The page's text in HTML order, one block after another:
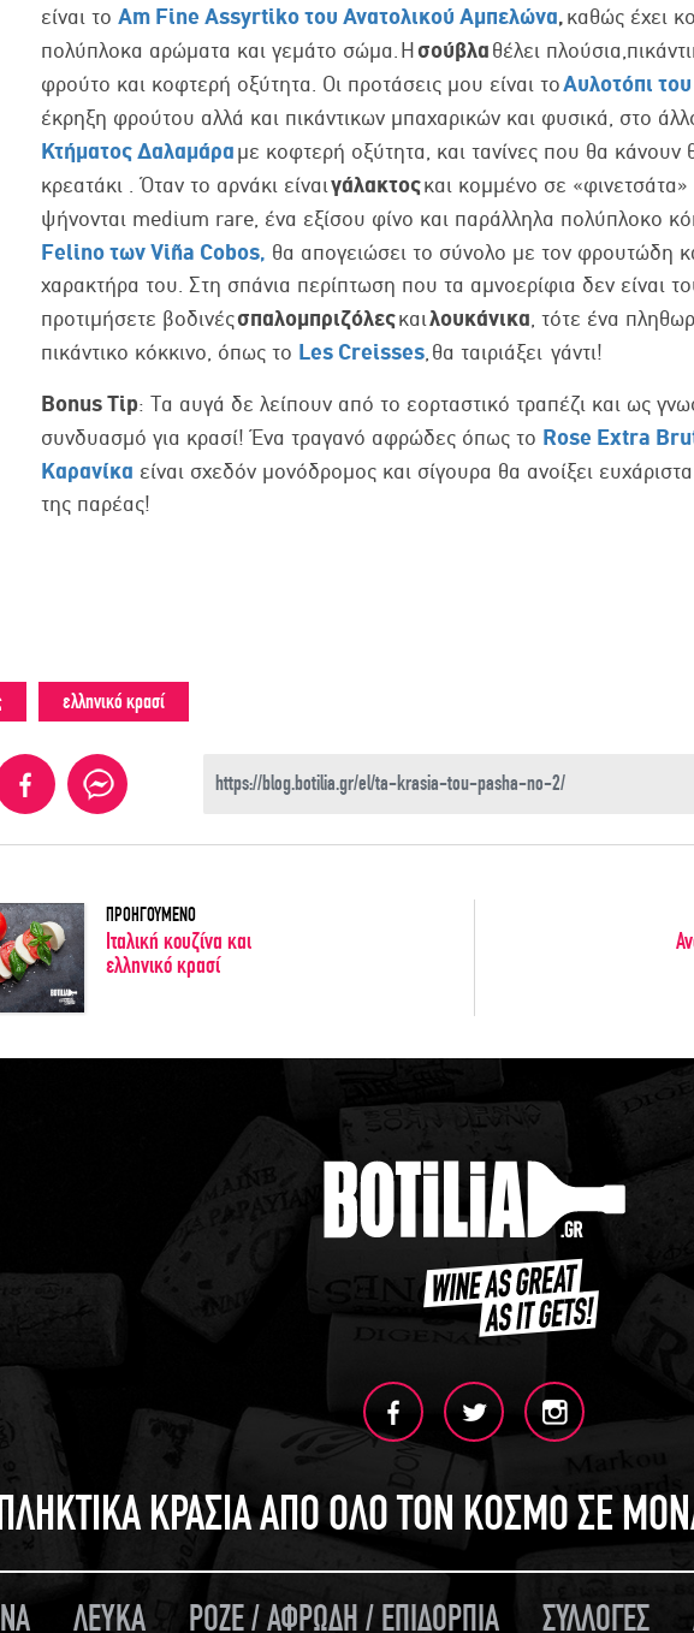
είναι το Am Fine Assyrtiko του Ανατολικού Αμπελώνα, καθώς έχει
πολύπλοκα αρώματα και γεμάτο σώμα. Ησούβλα θέλει
φρούτο και κοφτερή οξύτητα. Οι προτάσεις μου είναι τοΑυλοτόπι
έκρηξη φρούτου αλλά και πικάντικων μπαχαρικών και φυσικά, στο
Κτήματος Δαλαμάρα με κοφτερή οξύτητα, και τανίνες που θα κάνουν
κρεατάκι . Όταν το αρνάκι είναι γάλακτοςκαι κομμένο σε «φινετσάτα»
ψήνονται medium rare, ένα εξίσου φίνο και παράλληλα πολύπλοκο
Felino των Viña Cobos, θα απογειώσει το σύνολο με τον φρουτώδη
χαρακτήρα του. Στη σπάνια περίπτωση που τα αμνοερίφια δεν είναι
προτιμήσετε βοδινέςσπαλομπριζόλεςκαι λουκάνικα , τότε ένα
πικάντικο κόκκινο, όπως το Les Creisses , θα ταιριάξει γάντι!
BonusTip: Τα αυγά δε λείπουν από το εορταστικό τραπέζι και ως
συνδυασμό για κρασί! Ένα τραγανό αφρώδες όπως το Rose Extra
Καρανίκα είναι σχεδόν μονόδρομος και σίγουρα θα ανοίξει
της παρέας!
ελληνικό κρασί
ΠΡΟΗΓΟΥΜΕΝΟ
Ιταλική κουζίνα και
ελληνικό κρασί
ΚΡΑΣΙΑ ΑΠΟ ΟΛΟ ΤΟΝ ΚΟΣΜΟ ΣΕ
ΛΕΥΚΑ ΡΟΖΕ / ΑΦΡΩΔΗ / ΕΠΙΔΟΡΠΙΑ ΣΥΛΛΟΓΕΣ